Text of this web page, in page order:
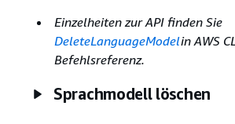
Einzelheiten zur API finden Sie
DeleteLanguageModelin AWS
Befehlsreferenz.
Sprachmodell löschen